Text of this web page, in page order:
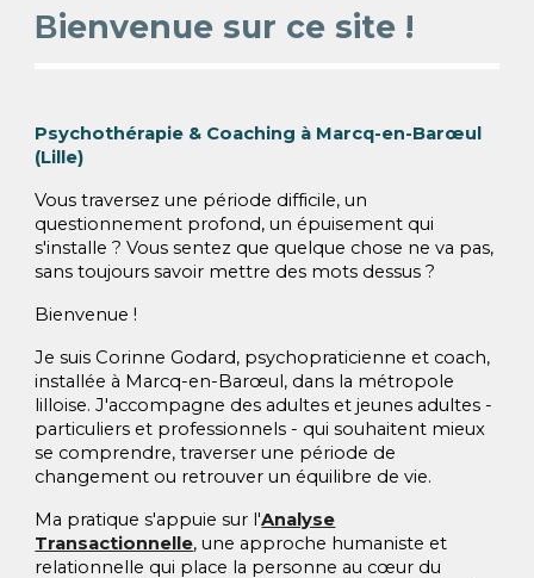
Bienvenue sur ce site !
Psychothérapie & Coaching à Marcq-en-Barœul
(Lille)
Vous traversez une période difficile, un
questionnement profond, un épuisement qui
s'installe ? Vous sentez que quelque chose ne va pas,
sans toujours savoir mettre des mots dessus ?
Bienvenue !
Je suis Corinne Godard, psychopraticienne et coach,
installée à Marcq-en-Barœul, dans la métropole
lilloise. J'accompagne des adultes et jeunes adultes -
particuliers et professionnels - qui souhaitent mieux
se comprendre, traverser une période de
changement ou retrouver un équilibre de vie.
Ma pratique s'appuie sur l'Analyse
Transactionnelle, une approche humaniste et
relationnelle qui place la personne au cœur du